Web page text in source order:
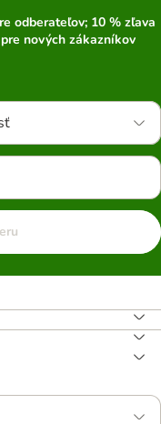
odberateľov; 10 % zľava
nových zákazníkov